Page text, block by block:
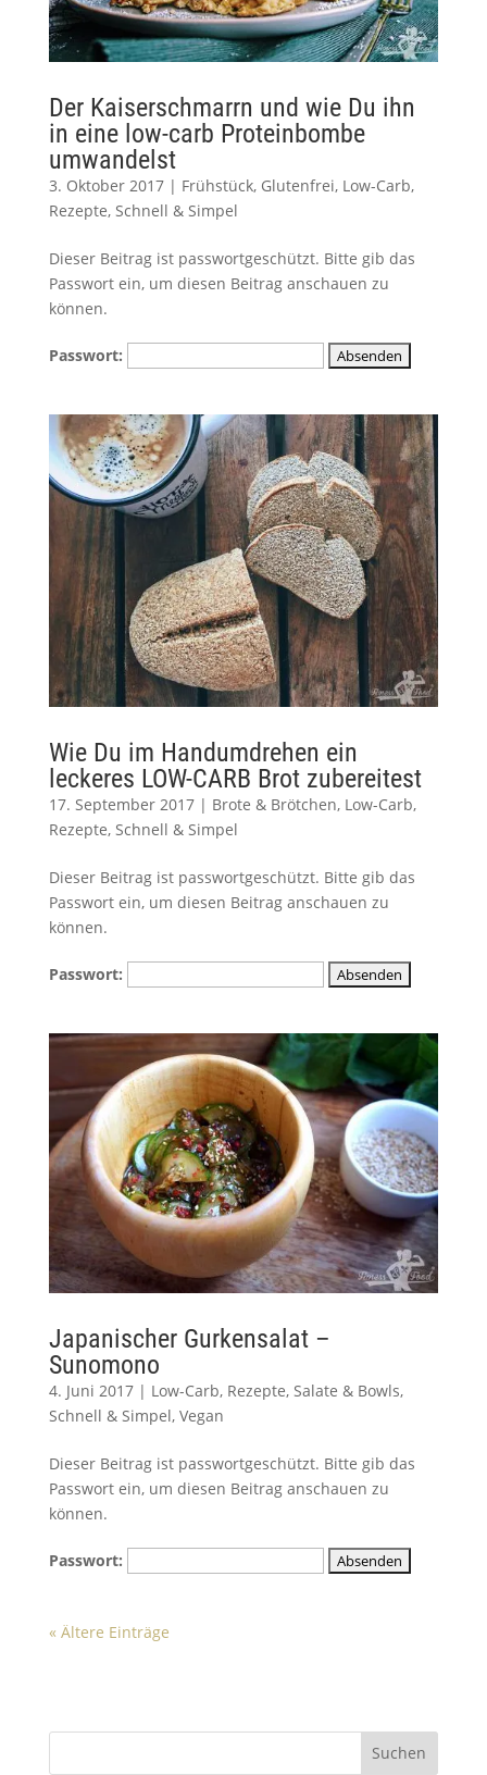
Der Kaiserschmarrn und wie Du ihn
in eine low-carb Proteinbombe
umwandelst
3. Oktober 2017| Frühstück, Glutenfrei, Low-Carb,
Rezepte, Schnell & Simpel
Dieser Beitrag ist passwortgeschützt. Bitte gib das
Passwort ein, um diesen Beitrag anschauen zu
können.
Passwort:
Wie Du im Handumdrehen ein
leckeres LOW-CARB Brot zubereitest
17. September 2017| Brote & Brötchen, Low-Carb,
Rezepte, Schnell & Simpel
Dieser Beitrag ist passwortgeschützt. Bitte gib das
Passwort ein, um diesen Beitrag anschauen zu
können.
Passwort:
Japanischer Gurkensalat –
Sunomono
4. Juni 2017| Low-Carb, Rezepte, Salate & Bowls,
Schnell & Simpel, Vegan
Dieser Beitrag ist passwortgeschützt. Bitte gib das
Passwort ein, um diesen Beitrag anschauen zu
können.
Passwort:
« Ältere Einträge